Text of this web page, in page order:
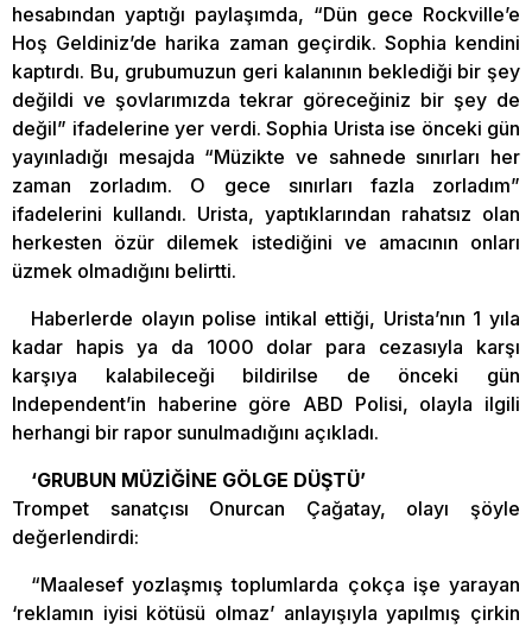
hesabından yaptığı paylaşımda, “Dün gece Rockville’e
Hoş Geldiniz’de harika zaman geçirdik. Sophia kendini
kaptırdı. Bu, grubumuzun geri kalanının beklediği bir şey
değildi ve şovlarımızda tekrar göreceğiniz bir şey de
değil” ifadelerine yer verdi. Sophia Urista ise önceki gün
yayınladığı mesajda “Müzikte ve sahnede sınırları her
zaman zorladım. O gece sınırları fazla zorladım”
ifadelerini kullandı. Urista, yaptıklarından rahatsız olan
herkesten özür dilemek istediğini ve amacının onları
üzmek olmadığını belirtti.
Haberlerde olayın polise intikal ettiği, Urista’nın 1 yıla
kadar hapis ya da 1000 dolar para cezasıyla karşı
karşıya kalabileceği bildirilse de önceki gün
Independent’in haberine göre ABD Polisi, olayla ilgili
herhangi bir rapor sunulmadığını açıkladı.
‘GRUBUN MÜZİĞİNE GÖLGE DÜŞTÜ’
Trompet sanatçısı Onurcan Çağatay, olayı şöyle
değerlendirdi:
“Maalesef yozlaşmış toplumlarda çokça işe yarayan
‘reklamın iyisi kötüsü olmaz’ anlayışıyla yapılmış çirkin